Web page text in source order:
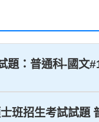
題：普通科-國文
班招生考試試題